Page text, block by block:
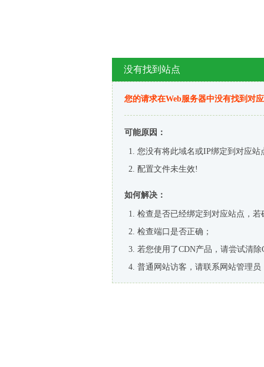
没有找到站点
您的请求在Web服务器中没有找到对
可能原因：
您没有将此域名或IP绑定到对应站
配置文件未生效!
如何解决：
检查是否已经绑定到对应站点，
检查端口是否正确；
若您使用了CDN产品，请尝试清除
普通网站访客，请联系网站管理员